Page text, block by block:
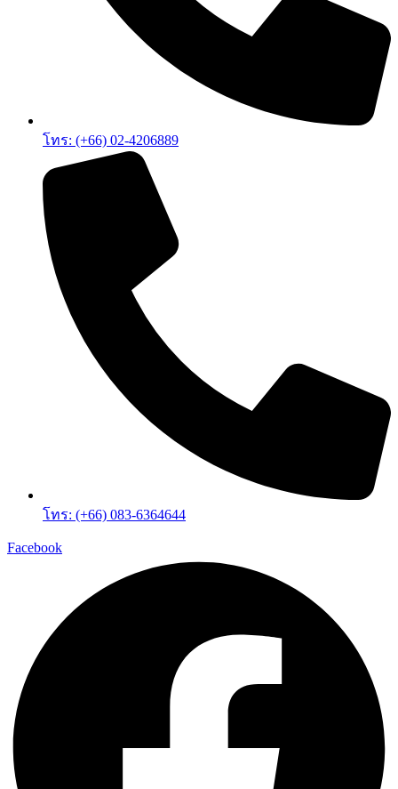
โทร: (+66) 02-4206889
โทร: (+66) 083-6364644
Facebook